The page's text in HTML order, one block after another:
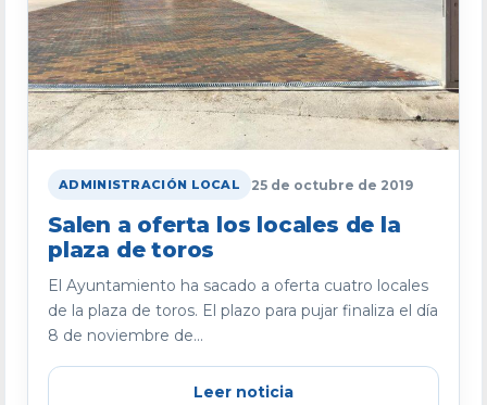
ADMINISTRACIÓN LOCAL 25 de octubre de 2019
Salen a oferta los locales de la
plaza de toros
El Ayuntamiento ha sacado a oferta cuatro locales
de la plaza de toros. El plazo para pujar finaliza el día
8 de noviembre de...
Leer noticia